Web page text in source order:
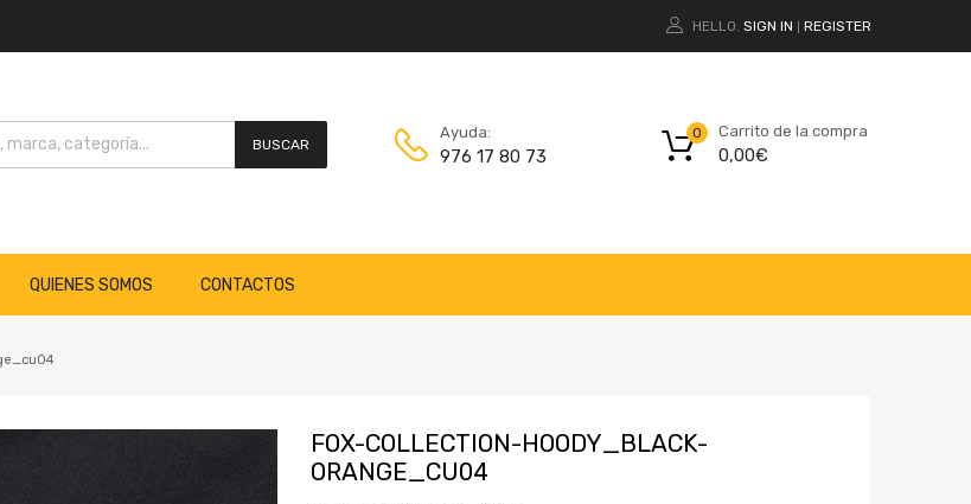
HELLO. SIGN IN REGISTER
BUSCAR
Ayuda:
976 17 80 73
Carrito de la compra
0,00€
0
QUIENES SOMOS CONTACTOS
FOX-COLLECTION-HOODY_BLACK-
ORANGE_CU04